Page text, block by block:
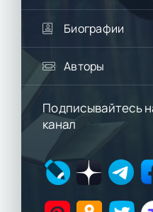
Биографии
Авторы
Подписывайтесь
канал